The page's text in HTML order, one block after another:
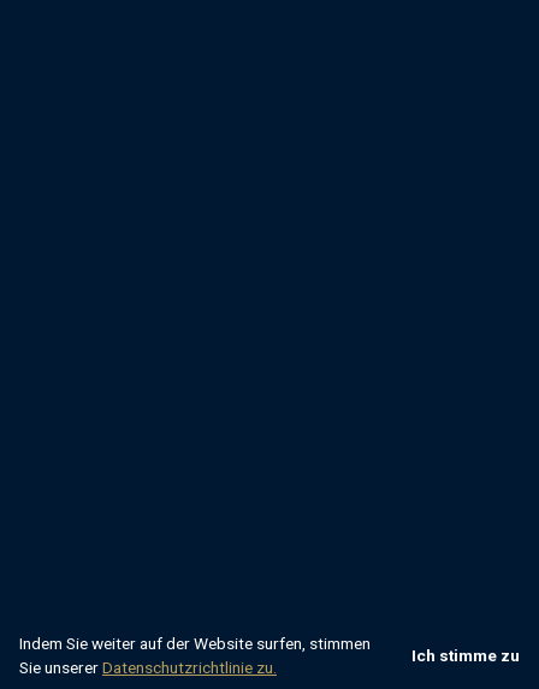
Indem Sie weiter auf der Website surfen, stimmen
Sie unsererDatenschutzrichtlinie zu.
Ich stimme zu